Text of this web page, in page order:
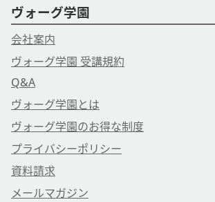
ヴォーグ学園
会社案内
ヴォーグ学園 受講規約
Q&A
ヴォーグ学園とは
ヴォーグ学園のお得な制度
プライバシーポリシー
資料請求
メールマガジン